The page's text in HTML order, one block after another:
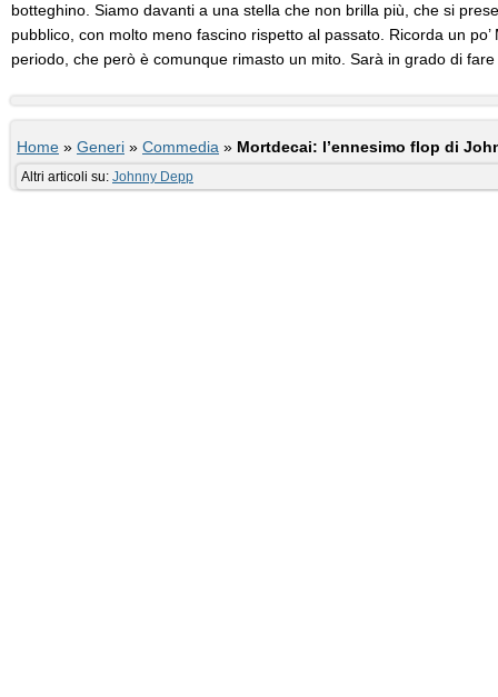
botteghino. Siamo davanti a una stella che non brilla più, che si
pubblico, con molto meno fascino rispetto al passato. Ricorda un
periodo, che però è comunque rimasto un mito. Sarà in grado di
Home » Generi » Commedia » Mortdecai: l’ennesimo flop di
Altri articoli su: Johnny Depp